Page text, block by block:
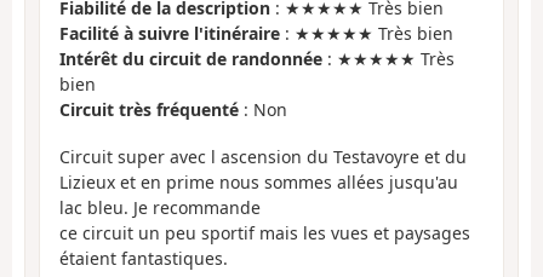
Fiabilité de la description : ★★★★★ Très bien
Facilité à suivre l'itinéraire : ★★★★★ Très bien
Intérêt du circuit de randonnée : ★★★★★ Très
bien
Circuit très fréquenté : Non
Circuit super avec l ascension du Testavoyre et du
Lizieux et en prime nous sommes allées jusqu'au
lac bleu. Je recommande
ce circuit un peu sportif mais les vues et paysages
étaient fantastiques.